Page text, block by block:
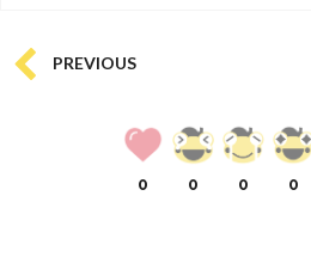
PREVIOUS
0 0 0 0